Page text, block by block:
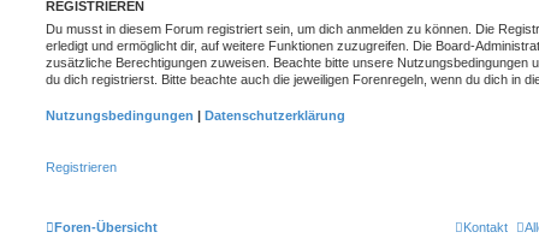
REGISTRIEREN
Du musst in diesem Forum registriert sein, um dich anmelden zu können. Die
erledigt und ermöglicht dir, auf weitere Funktionen zuzugreifen. Die Board-
zusätzliche Berechtigungen zuweisen. Beachte bitte unsere Nutzungsbedingungen
du dich registrierst. Bitte beachte auch die jeweiligen Forenregeln, wenn du dich in
Nutzungsbedingungen | Datenschutzerklärung
Registrieren
Foren-Übersicht Kontakt